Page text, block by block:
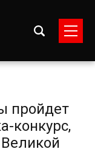
пройдет
конкурс,